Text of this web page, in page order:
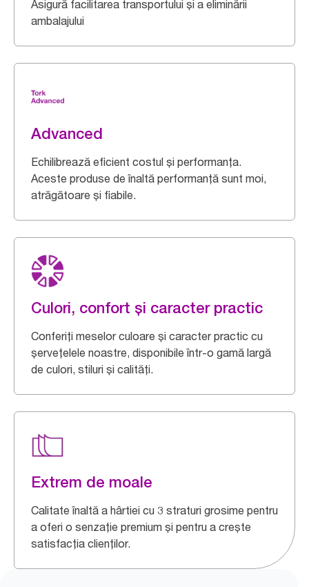
Asigură facilitarea transportului și a eliminării
ambalajului
Advanced
Echilibrează eficient costul și performanța.
Aceste produse de înaltă performanță sunt moi,
atrăgătoare și fiabile.
Culori, confort și caracter practic
Conferiți meselor culoare și caracter practic cu
șervețelele noastre, disponibile într-o gamă largă
de culori, stiluri și calități.
Extrem de moale
Calitate înaltă a hârtiei cu 3 straturi grosime pentru
a oferi o senzație premium și pentru a crește
satisfacția clienților.